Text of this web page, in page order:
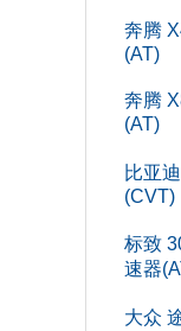
奔腾
(AT)
奔腾
(AT)
比亚
(CVT)
标致
速器
大众